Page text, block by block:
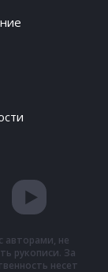
авторами, не
рукописи. За
несет